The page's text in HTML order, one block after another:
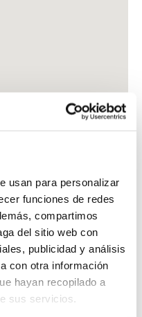
usan para personalizar
funciones de redes
compartimos
del sitio web con
publicidad y análisis
con otra información
hayan recopilado a
sus servicios.
VALVERDE, BEATRIZ